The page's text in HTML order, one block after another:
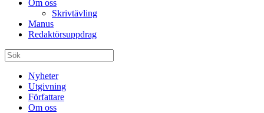
Om oss
Skrivtävling
Manus
Redaktörsuppdrag
Nyheter
Utgivning
Författare
Om oss